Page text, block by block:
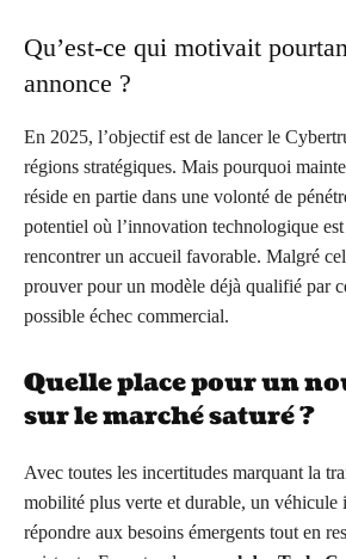
Qu’est-ce qui motivait
annonce ?
En 2025, l’objectif est de lancer le
régions stratégiques. Mais pourquoi
réside en partie dans une volonté de
potentiel où l’innovation technologique
rencontrer un accueil favorable. Malgré
prouver pour un modèle déjà qualifié par
possible échec commercial.
Quelle place pour un
sur le marché saturé ?
Avec toutes les incertitudes marquant la
mobilité plus verte et durable, un véhicule
répondre aux besoins émergents tout en